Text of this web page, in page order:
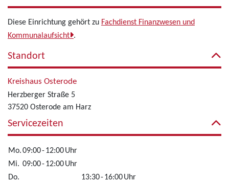
Diese Einrichtung gehört zu Fachdienst Finanzwesen und
Kommunalaufsicht .
Standort
Kreishaus Osterode
Herzberger Straße 5
37520 Osterode am Harz
Servicezeiten
Mo.09:00-12:00Uhr
Mi. 09:00-12:00Uhr
Do.
13:30-16:00Uhr